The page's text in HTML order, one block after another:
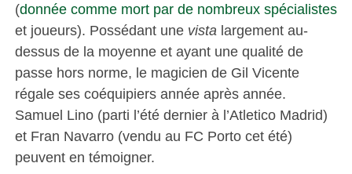
(donnée comme mort par de nombreux spécialistes
et joueurs). Possédant une vista largement au-
dessus de la moyenne et ayant une qualité de
passe hors norme, le magicien de Gil Vicente
régale ses coéquipiers année après année.
Samuel Lino (parti l’été dernier à l’Atletico Madrid)
et Fran Navarro (vendu au FC Porto cet été)
peuvent en témoigner.